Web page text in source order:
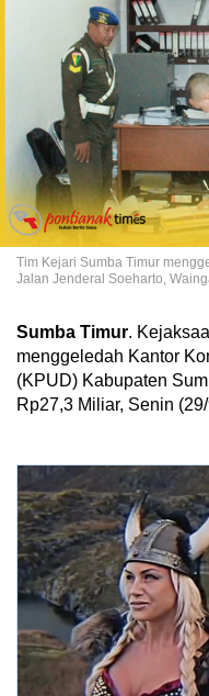
Tim Kejari Sumba Timur
Jalan Jenderal Soeharto,
Sumba Timur.
menggeledah Kantor
(KPUD) Kabupaten
Rp27,3 Miliar, Senin